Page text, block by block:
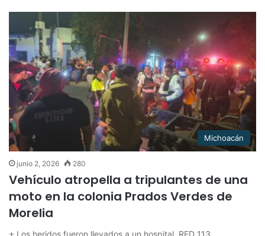
Michoacán
junio 2, 2026 280
Vehículo atropella a tripulantes de una
moto en la colonia Prados Verdes de
Morelia
+ Los heridos fueron llevados a un hospital. RED 113